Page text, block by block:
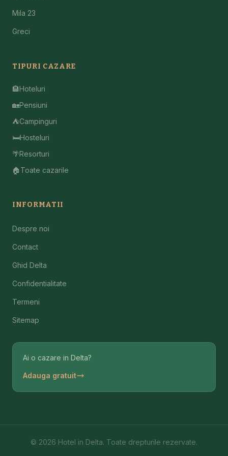
Mila 23
Greci
TIPURI CAZARE
🏨Hoteluri
🏡Pensiuni
⛺Campinguri
🛏️Hosteluri
🌴Resorturi
🏠 Toate cazarile
INFORMATII
Despre noi
Contact
Ghid Delta
Confidentialitate
Termeni
Sitemap
Ai o cazare in Delta?
Adauga gratuit
© 2026 Hotel in Delta. Toate drepturile rezervate.